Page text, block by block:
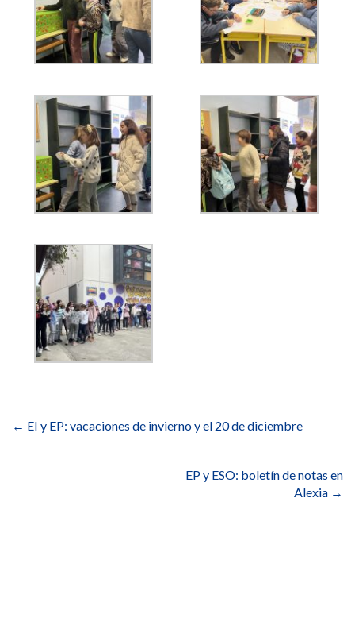
de
← EI y EP: vacaciones de invierno y el 20 de diciembre
EP y ESO: boletín de notas en
Alexia →